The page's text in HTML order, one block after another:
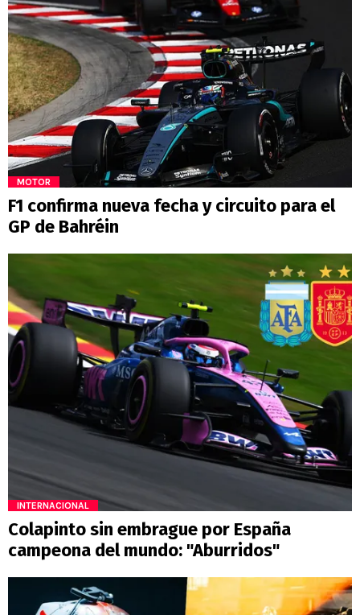
MOTOR
F1 confirma nueva fecha y circuito para el
GP de Bahréin
INTERNACIONAL
Colapinto sin embrague por España
campeona del mundo: "Aburridos"